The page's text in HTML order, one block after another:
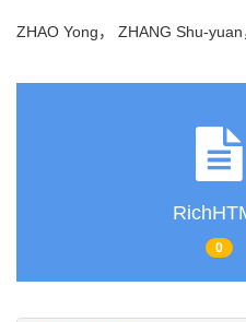
ZHAO Yong， ZHANG Shu-
0